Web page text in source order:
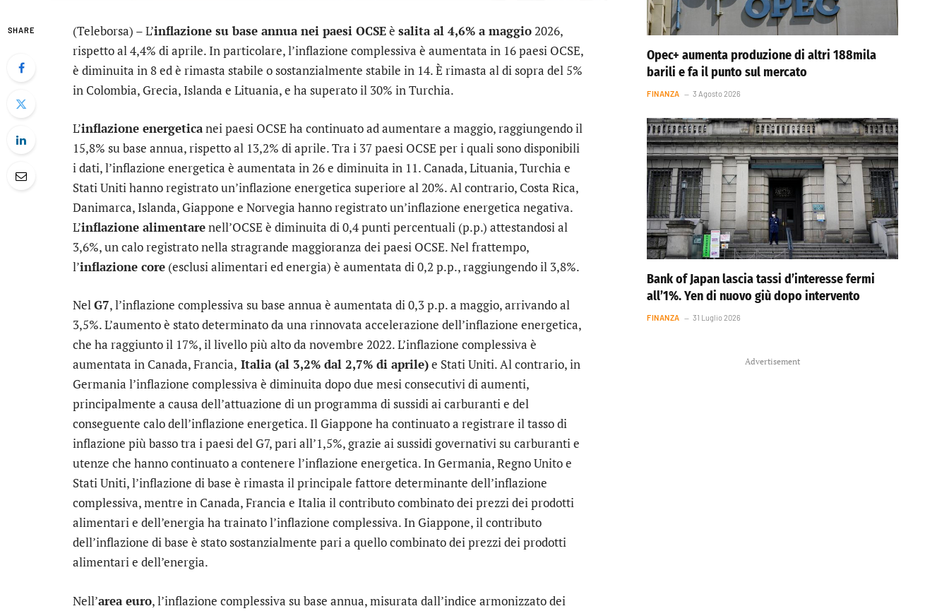
SHARE (Teleborsa) – L’inflazione su base annua nei paesi OCSEè salita al 4,6% a maggio2026,
rispetto al 4,4% di aprile. In particolare, l’inflazione complessiva è aumentata in 16 paesi OCSE,
è diminuita in 8 ed è rimasta stabile o sostanzialmente stabile in 14. È rimasta al di sopra del 5%
in Colombia, Grecia, Islanda e Lituania, e ha superato il 30% in Turchia.
L’inflazione energeticanei paesi OCSE ha continuato ad aumentare a maggio, raggiungendo il
15,8% su base annua, rispetto al 13,2% di aprile. Tra i 37 paesi OCSE per i quali sono disponibili
i dati, l’inflazione energetica è aumentata in 26 e diminuita in 11. Canada, Lituania, Turchia e
Stati Uniti hanno registrato un’inflazione energetica superiore al 20%. Al contrario, Costa Rica,
Danimarca, Islanda, Giappone e Norvegia hanno registrato un’inflazione energetica negativa.
L’inflazione alimentarenell’OCSE è diminuita di 0,4 punti percentuali (p.p.) attestandosi al
3,6%, un calo registrato nella stragrande maggioranza dei paesi OCSE. Nel frattempo,
l’inflazione core (esclusi alimentari ed energia) è aumentata di 0,2 p.p., raggiungendo il 3,8%.
NelG7, l’inflazione complessiva su base annua è aumentata di 0,3 p.p. a maggio, arrivando al
3,5%. L’aumento è stato determinato da una rinnovata accelerazione dell’inflazione energetica,
che ha raggiunto il 17%, il livello più alto da novembre 2022. L’inflazione complessiva è
aumentata in Canada, Francia, Italia (al 3,2% dal 2,7% di aprile)e Stati Uniti. Al contrario, in
Germania l’inflazione complessiva è diminuita dopo due mesi consecutivi di aumenti,
principalmente a causa dell’attuazione di un programma di sussidi ai carburanti e del
conseguente calo dell’inflazione energetica. Il Giappone ha continuato a registrare il tasso di
inflazione più basso tra i paesi del G7, pari all’1,5%, grazie ai sussidi governativi su carburanti e
utenze che hanno continuato a contenere l’inflazione energetica. In Germania, Regno Unito e
Stati Uniti, l’inflazione di base è rimasta il principale fattore determinante dell’inflazione
complessiva, mentre in Canada, Francia e Italia il contributo combinato dei prezzi dei prodotti
alimentari e dell’energia ha trainato l’inflazione complessiva. In Giappone, il contributo
dell’inflazione di base è stato sostanzialmente pari a quello combinato dei prezzi dei prodotti
alimentari e dell’energia.
Nell’area euro, l’inflazione complessiva su base annua, misurata dall’indice armonizzato dei
Opec+ aumenta produzione di altri 188mila
barili e fa il punto sul mercato
FINANZA 3 Agosto 2026
Bank of Japan lascia tassi d’interesse fermi
all’1%. Yen di nuovo giù dopo intervento
FINANZA 31 Luglio 2026
Advertisement